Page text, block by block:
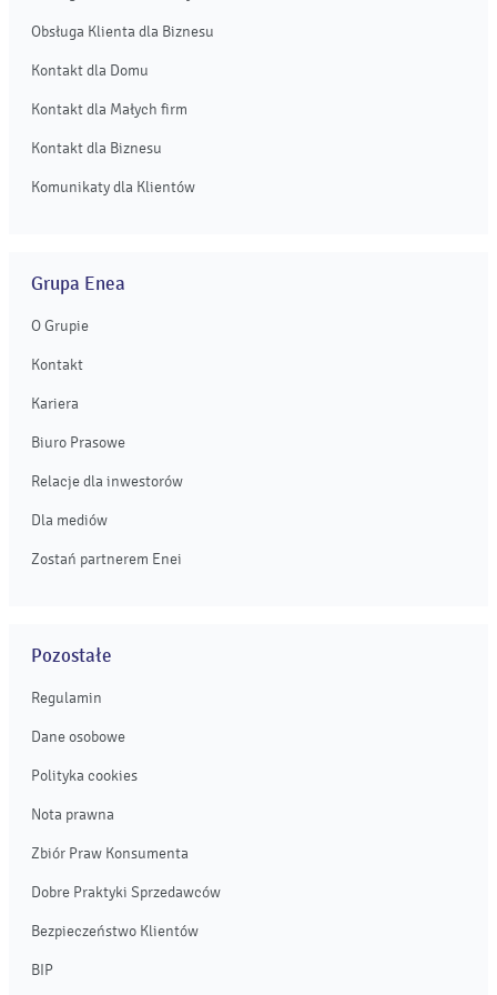
Obsługa Klienta dla Biznesu
Kontakt dla Domu
Kontakt dla Małych firm
Kontakt dla Biznesu
Komunikaty dla Klientów
Grupa Enea
O Grupie
Kontakt
Kariera
Biuro Prasowe
Relacje dla inwestorów
Dla mediów
Zostań partnerem Enei
Pozostałe
Regulamin
Dane osobowe
Polityka cookies
Nota prawna
Zbiór Praw Konsumenta
Dobre Praktyki Sprzedawców
Bezpieczeństwo Klientów
BIP